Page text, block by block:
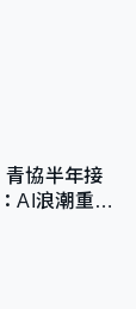
協半年接
AI浪潮重整